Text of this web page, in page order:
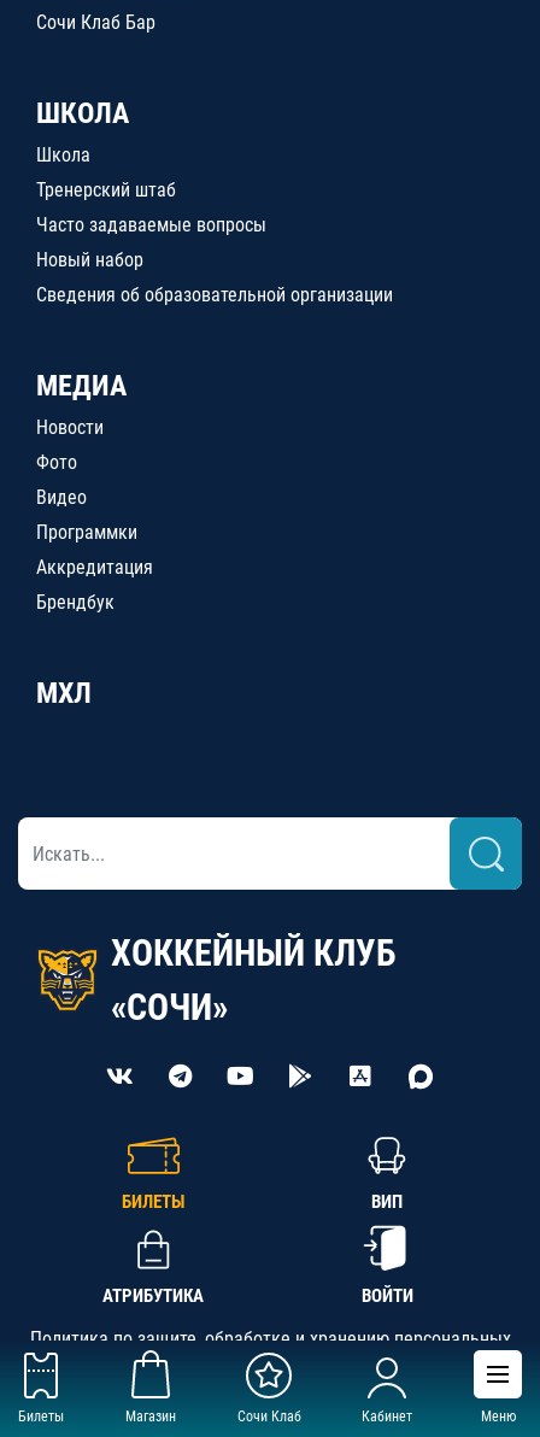
Билеты Магазин Сочи Клаб Кабинет Меню
Сочи Клаб Бар
ШКОЛА
Школа
Тренерский штаб
Часто задаваемые вопросы
Новый набор
Сведения об образовательной организации
МЕДИА
Новости
Фото
Видео
Программки
Аккредитация
Брендбук
МХЛ
ХОККЕЙНЫЙ КЛУБ
«СОЧИ»
БИЛЕТЫ ВИП
АТРИБУТИКА ВОЙТИ
Политика по защите, обработке и хранению персональных
данных
АНО «СК «Кубань-Регион», ОГРН 1142300002349,